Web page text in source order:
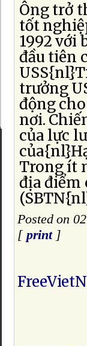
Ông trở
tốt
1992 với
đầu tiên
trưởng
động
nơi.
của lực
Trong ít
địa điểm
Posted on
[ print]